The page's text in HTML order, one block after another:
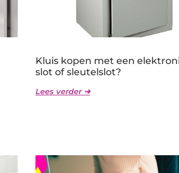
Kluis kopen met een
slot of sleutelslot?
Lees verder ➜